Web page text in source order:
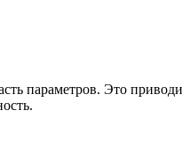
параметров. Это